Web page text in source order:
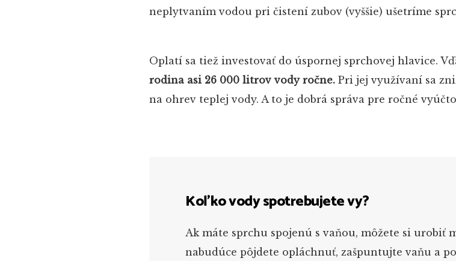
neplytvaním vodou pri čistení zubov (vyššie) ušetríme
Oplatí sa tiež investovať do úspornej sprchovej hlavice.
rodina asi 26 000 litrov vody ročne. Pri jej využívaní sa
na ohrev teplej vody. A to je dobrá správa pre ročné
Koľko vody spotrebujete vy?
Ak máte sprchu spojenú s vaňou, môžete si urobiť
nabudúce pôjdete opláchnuť, zašpuntujte vaňu a